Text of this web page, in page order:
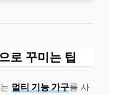
로 꾸미는 팁
멀티 기능 가구를 사